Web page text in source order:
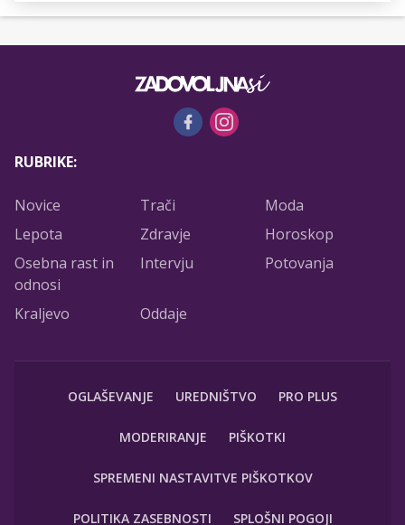
RUBRIKE:
Novice Trači
Moda
Lepota
Zdravje
Horoskop
Osebna rast in
odnosi
Intervju Potovanja
Kraljevo Oddaje
OGLAŠEVANJE UREDNIŠTVO PRO PLUS
MODERIRANJE PIŠKOTKI
SPREMENI NASTAVITVE PIŠKOTKOV
POLITIKA ZASEBNOSTI SPLOŠNI POGOJI